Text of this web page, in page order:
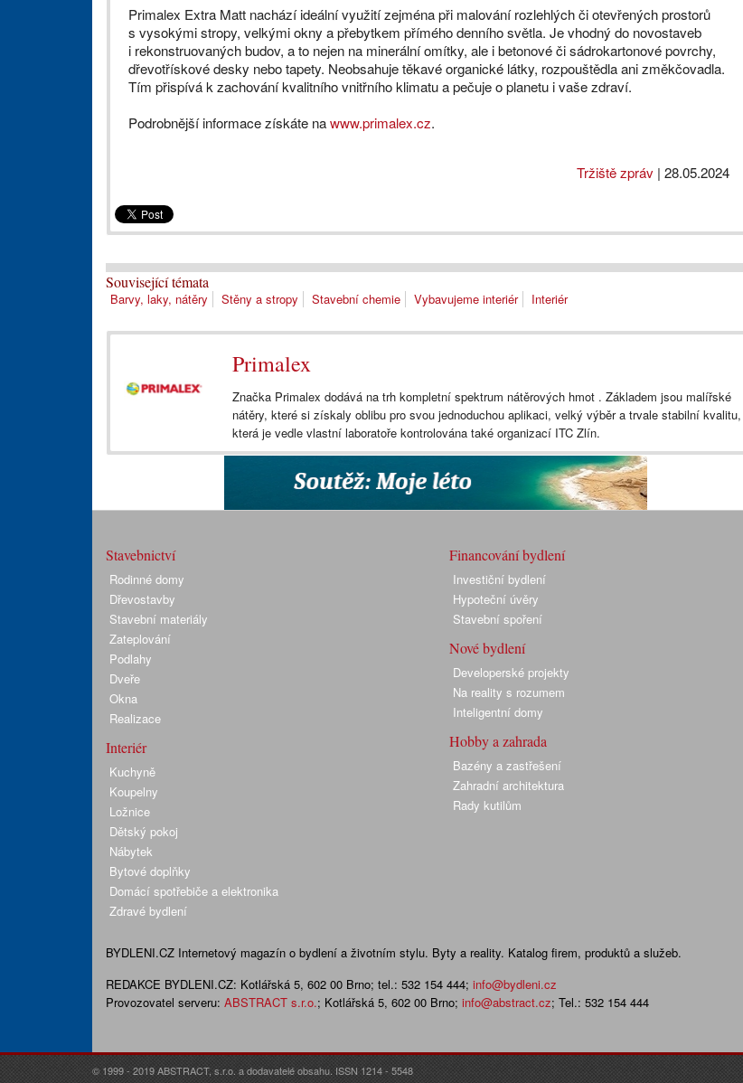
Primalex Extra Matt nachází ideální využití zejména při malování rozlehlých či otevřených prostorů
s vysokými stropy, velkými okny a přebytkem přímého denního světla. Je vhodný do novostaveb
i rekonstruovaných budov, a to nejen na minerální omítky, ale i betonové či sádrokartonové povrchy,
dřevotřískové desky nebo tapety. Neobsahuje těkavé organické látky, rozpouštědla ani změkčovadla.
Tím přispívá k zachování kvalitního vnitřního klimatu a pečuje o planetu i vaše zdraví.
Podrobnější informace získáte nawww.primalex.cz.
Tržiště zpráv | 28.05.2024
Související témata
Barvy, laky, nátěry Stěny a stropy Stavební chemie Vybavujeme interiér Interiér
Primalex
Značka Primalex dodává na trh kompletní spektrum nátěrových hmot . Základem jsou malířské
nátěry, které si získaly oblibu pro svou jednoduchou aplikaci, velký výběr a trvale stabilní kvalitu,
která je vedle vlastní laboratoře kontrolována také organizací ITC Zlín.
Stavebnictví
Rodinné domy
Dřevostavby
Stavební materiály
Zateplování
Podlahy
Dveře
Okna
Realizace
Interiér
Kuchyně
Koupelny
Ložnice
Dětský pokoj
Nábytek
Bytové doplňky
Domácí spotřebiče a elektronika
Zdravé bydlení
Financování bydlení
Investiční bydlení
Hypoteční úvěry
Stavební spoření
Nové bydlení
Developerské projekty
Na reality s rozumem
Inteligentní domy
Hobby a zahrada
Bazény a zastřešení
Zahradní architektura
Rady kutilům
BYDLENI.CZ Internetový magazín o bydlení a životním stylu. Byty a reality. Katalog firem, produktů a služeb.
REDAKCE BYDLENI.CZ: Kotlářská 5, 602 00 Brno; tel.: 532 154 444; info@bydleni.cz
Provozovatel serveru: ABSTRACT s.r.o.; Kotlářská 5, 602 00 Brno; info@abstract.cz; Tel.: 532 154 444
© 1999 - 2019 ABSTRACT, s.r.o. a dodavatelé obsahu. ISSN 1214 - 5548